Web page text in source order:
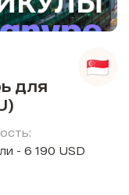
для
- 6 190 USD